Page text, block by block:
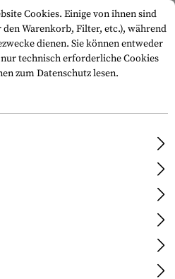
Null Lärm.
Cookies. Einige von ihnen sind
Warenkorb, Filter, etc.), während
dienen. Sie können entweder
technisch erforderliche Cookies
zum Datenschutz lesen.